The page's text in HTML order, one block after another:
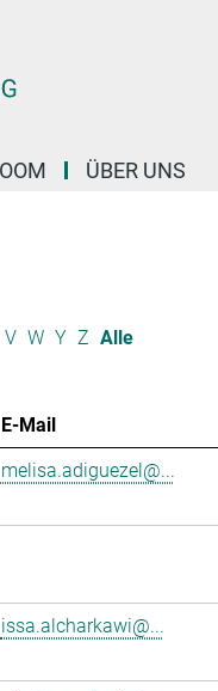
ÜBER UNS
V W Y Z Alle
E-Mail
melisa.adiguezel@...
issa.alcharkawi@...